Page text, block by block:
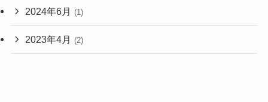
2024年6月 (1)
2023年4月 (2)